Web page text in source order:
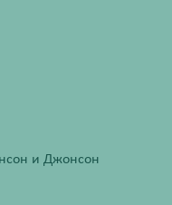
и Джонсон